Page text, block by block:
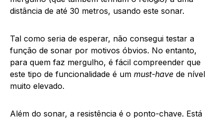
distância de até 30 metros, usando este sonar.
Tal como seria de esperar, não consegui testar a
função de sonar por motivos óbvios. No entanto,
para quem faz mergulho, é fácil compreender que
este tipo de funcionalidade é um must-have de nível
muito elevado.
Além do sonar, a resistência é o ponto-chave. Está